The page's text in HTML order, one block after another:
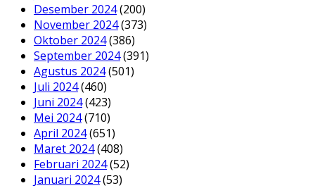
Desember 2024(200)
November 2024(373)
Oktober 2024(386)
September 2024(391)
Agustus 2024(501)
Juli 2024(460)
Juni 2024(423)
Mei 2024(710)
April 2024(651)
Maret 2024(408)
Februari 2024(52)
Januari 2024(53)